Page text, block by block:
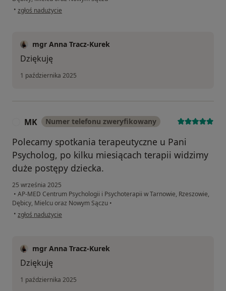
• w opinii użytkownika KK
zgłoś nadużycie
mgr Anna Tracz-Kurek
Dziękuję
1 października 2025
MK Numer telefonu zweryfikowany
Polecamy spotkania terapeutyczne u Pani
Psycholog, po kilku miesiącach terapii widzimy
duże postępy dziecka.
25 września 2025
• AP-MED Centrum Psychologii i Psychoterapii w Tarnowie, Rzeszowie,
Dębicy, Mielcu oraz Nowym Sączu •
• w opinii użytkownika MK
zgłoś nadużycie
mgr Anna Tracz-Kurek
Dziękuję
1 października 2025